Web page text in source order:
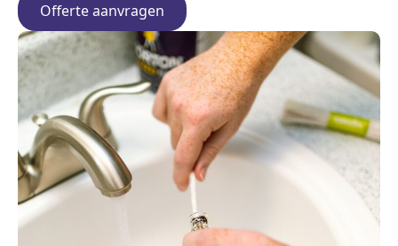
Offerte aanvragen